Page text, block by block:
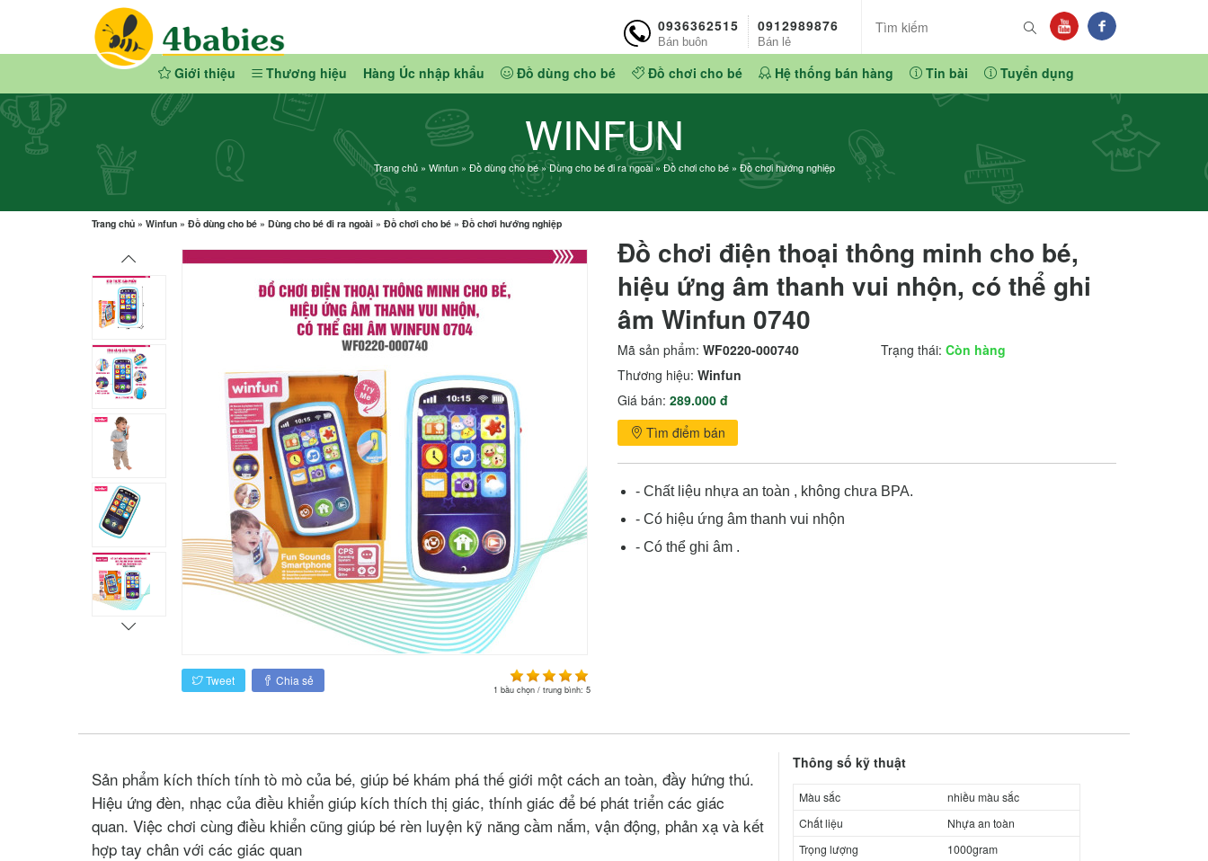
0936362515
Bán buôn
0912989876
Bán lẻ
Giới thiệu Thương hiệu Hàng Úc nhập khẩu Đồ dùng cho bé Đồ chơi cho bé Hệ thống bán hàng Tin bài Tuyển dụng
WINFUN
Trang chủ» Winfun» Đồ dùng cho bé»Dùng cho bé đi ra ngoài» Đồ chơi cho bé» Đồ chơi hướng nghiệp
Trang chủ » Winfun » Đồ dùng cho bé » Dùng cho bé đi ra ngoài » Đồ chơi cho bé » Đồ chơi hướng nghiệp
Đồ chơi điện thoại thông minh cho bé,
hiệu ứng âm thanh vui nhộn, có thể ghi
âm Winfun 0740
Mã sản phẩm: WF0220-000740 Trạng thái: Còn hàng
Thương hiệu: Winfun
Giá bán: 289.000 đ
Tìm điểm bán
1 bầu chọn / trung bình: 5
Tweet Chia sẻ
- Chất liệu nhựa an toàn , không chưa BPA.
- Có hiệu ứng âm thanh vui nhộn
- Có thể ghi âm .
Sản phẩm kích thích tính tò mò của bé, giúp bé khám phá thế giới một cách an toàn, đầy hứng thú.
Hiệu ứng đèn, nhạc của điều khiển giúp kích thích thị giác, thính giác để bé phát triển các giác
quan. Việc chơi cùng điều khiển cũng giúp bé rèn luyện kỹ năng cầm nắm, vận động, phản xạ và kết
hợp tay chân với các giác quan
Thông số kỹ thuật
Màu sắc
nhiều màu sắc
Chất liệu
Nhựa an toàn
Trọng lượng
1000gram